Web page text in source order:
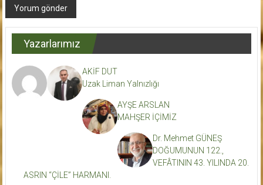
Yazarlarımız
AKİF DUT
Uzak Liman Yalnızlığı
AYŞE ARSLAN
MAHŞER İÇİMİZ
Dr. Mehmet GÜNEŞ
DOĞUMUNUN 122.,
VEFÂTININ 43. YILINDA 20.
ASRIN “ÇİLE” HARMANI.